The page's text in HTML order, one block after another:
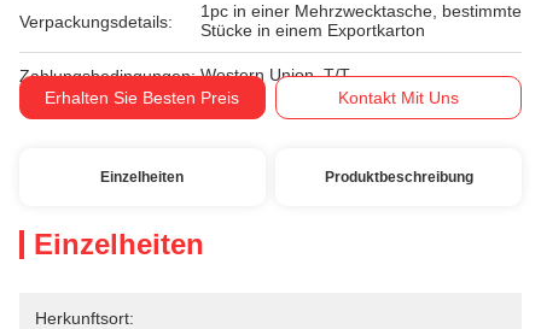
Verpackungsdetails:
1pc in einer Mehrzwecktasche, bestimmte
Stücke in einem Exportkarton
Zahlungsbedingungen: Western Union, T/T
Erhalten Sie Besten Preis
Kontakt Mit Uns
Einzelheiten Produktbeschreibung
Einzelheiten
Herkunftsort: